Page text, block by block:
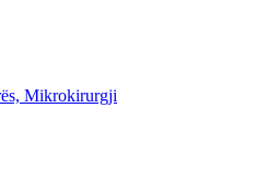
Mikrokirurgji